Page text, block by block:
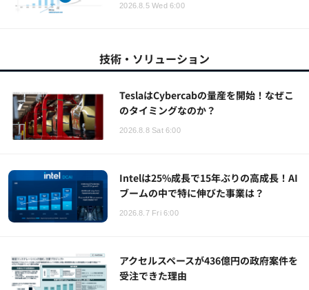
2026.8.5 Wed 6:00
技術・ソリューション
TeslaはCybercabの量産を開始！なぜこ
のタイミングなのか？
2026.8.8 Sat 6:00
Intelは25%成長で15年ぶりの高成長！AI
ブームの中で特に伸びた事業は？
2026.8.7 Fri 6:00
アクセルスペースが436億円の政府案件を
受注できた理由